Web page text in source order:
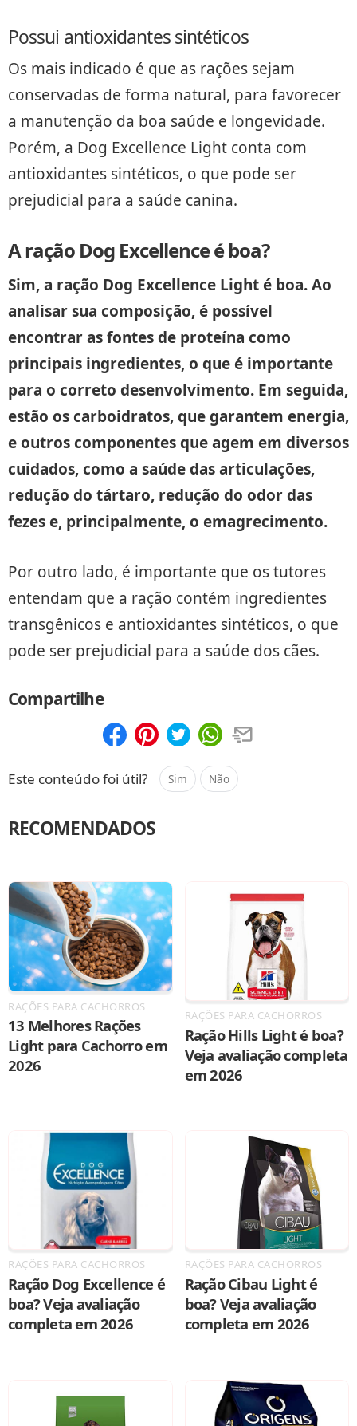
Possui antioxidantes sintéticos
Os mais indicado é que as rações sejam
conservadas de forma natural, para favorecer
a manutenção da boa saúde e longevidade.
Porém, a Dog Excellence Light conta com
antioxidantes sintéticos, o que pode ser
prejudicial para a saúde canina.
A ração Dog Excellence é boa?
Sim, a ração Dog Excellence Light é boa. Ao
analisar sua composição, é possível
encontrar as fontes de proteína como
principais ingredientes, o que é importante
para o correto desenvolvimento. Em seguida,
estão os carboidratos, que garantem energia,
e outros componentes que agem em diversos
cuidados, como a saúde das articulações,
redução do tártaro, redução do odor das
fezes e, principalmente, o emagrecimento.
Por outro lado, é importante que os tutores
entendam que a ração contém ingredientes
transgênicos e antioxidantes sintéticos, o que
pode ser prejudicial para a saúde dos cães.
Compartilhe
Este conteúdo foi útil? Sim Não
RECOMENDADOS
RAÇÕES PARA CACHORROS
13 Melhores Rações
Light para Cachorro em
2026
RAÇÕES PARA CACHORROS
Ração Hills Light é boa?
Veja avaliação completa
em 2026
RAÇÕES PARA CACHORROS
Ração Dog Excellence é
boa? Veja avaliação
completa em 2026
RAÇÕES PARA CACHORROS
Ração Cibau Light é
boa? Veja avaliação
completa em 2026